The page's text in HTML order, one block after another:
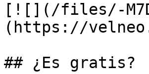
[![](/files/-
(https://
## ¿Es gratis?